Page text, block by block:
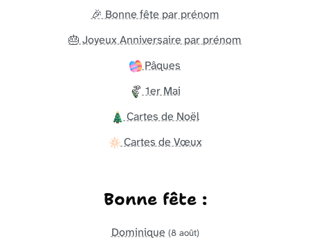
🎉 Bonne fête par prénom
🎂 Joyeux Anniversaire par prénom
Pâques
1er Mai
Cartes de Noël
Cartes de Vœux
Bonne fête :
Dominique (8 août)